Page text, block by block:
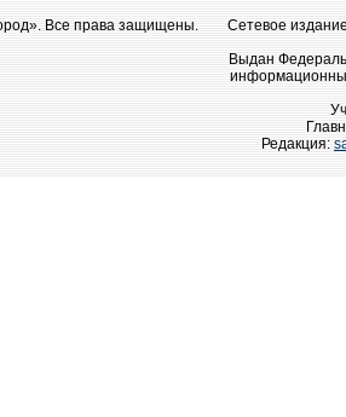
Все права защищены.
Сетевое
Выдан
Редакция: